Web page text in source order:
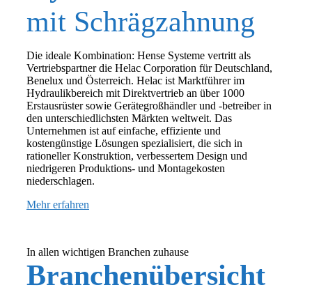
mit Schrägzahnung
Die ideale Kombination: Hense Systeme vertritt als
Vertriebspartner die Helac Corporation für Deutschland,
Benelux und Österreich. Helac ist Marktführer im
Hydraulikbereich mit Direktvertrieb an über 1000
Erstausrüster sowie Gerätegroßhändler und -betreiber in
den unterschiedlichsten Märkten weltweit. Das
Unternehmen ist auf einfache, effiziente und
kostengünstige Lösungen spezialisiert, die sich in
rationeller Konstruktion, verbessertem Design und
niedrigeren Produktions- und Montagekosten
niederschlagen.
Mehr erfahren
Branchenübersicht
In allen wichtigen Branchen zuhause